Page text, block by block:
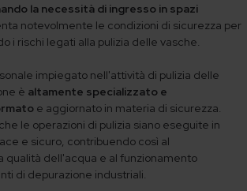
la necessità di ingresso in spazi
notevolmente le condizioni di sicurezza per
i rischi legati alla pulizia delle vasche.
impiegato nell'attività di pulizia delle
è altamente specializzato e
e aggiornato in materia di sicurezza.
le operazioni di pulizia siano eseguite in
e sicuro, contribuendo così al
qualità dell'acqua e al funzionamento
di depurazione industriali.